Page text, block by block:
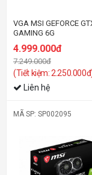
VGA MSI GEFORCE
GAMING 6G
4.999.000đ
7.249.000đ
(Tiết kiệm:
Liên hệ
MÃ SP: SP002095